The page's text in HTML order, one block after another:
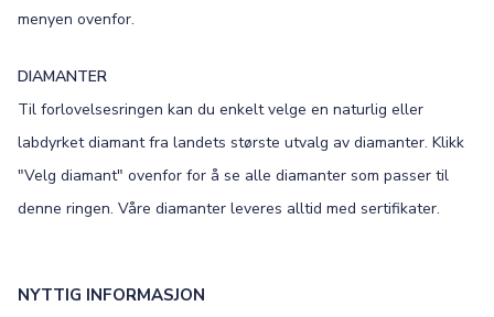
menyen ovenfor.
DIAMANTER
Til forlovelsesringen kan du enkelt velge en naturlig eller
labdyrket diamant fra landets største utvalg av diamanter. Klikk
"Velg diamant" ovenfor for å se alle diamanter som passer til
denne ringen. Våre diamanter leveres alltid med sertifikater.
NYTTIG INFORMASJON